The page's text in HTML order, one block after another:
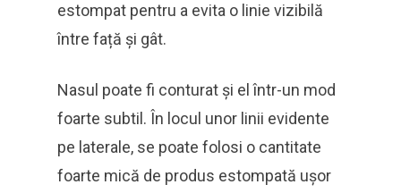
estompat pentru a evita o linie vizibilă
între față și gât.
Nasul poate fi conturat și el într-un mod
foarte subtil. În locul unor linii evidente
pe laterale, se poate folosi o cantitate
foarte mică de produs estompată ușor